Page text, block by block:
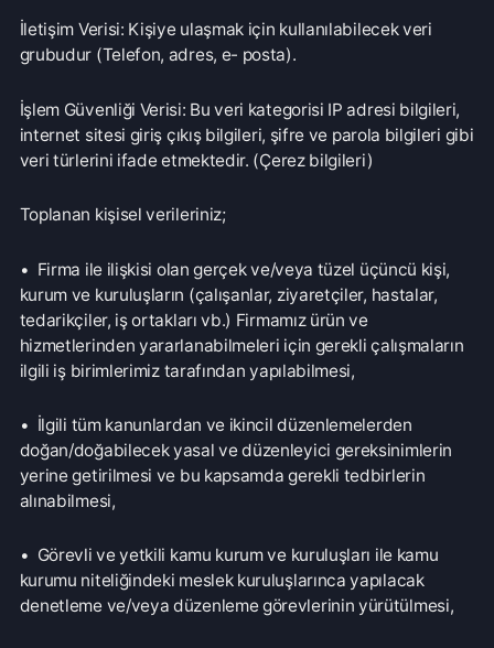
• Firma ile ilişkisi olan gerçek ve/veya tüzel üçüncü kişi,
kurum ve kuruluşların (çalışanlar, ziyaretçiler, hastalar,
hizmetlerinden yararlanabilmeleri için gerekli çalışmaların
ilgili iş birimlerimiz tarafından yapılabilmesi,
• İlgili tüm kanunlardan ve ikincil düzenlemelerden
yerine getirilmesi ve bu kapsamda gerekli tedbirlerin
• Görevli ve yetkili kamu kurum ve kuruluşları ile kamu
kurumu niteliğindeki meslek kuruluşlarınca yapılacak
denetleme ve/veya düzenleme görevlerinin yürütülmesi,
ve belge taleplerinin yerine getirilmesi,
• Firmamız ve firmaya bağlı tüm merkez ve birimlerde
sunulan ürün ve hizmetlerin kullanım şekline ilişkin
listeleme, raporlama, doğrulama analiz çalışması yapmak,
bağlı olarak ürün ve hizmetlerimizi geliştirmek, ürün ve
hizmetlerimize ilişkin memnuniyeti arttırmak ve bu
kapsamda kullanıcıya ilişkin özelleştirmelerde bulunmak,